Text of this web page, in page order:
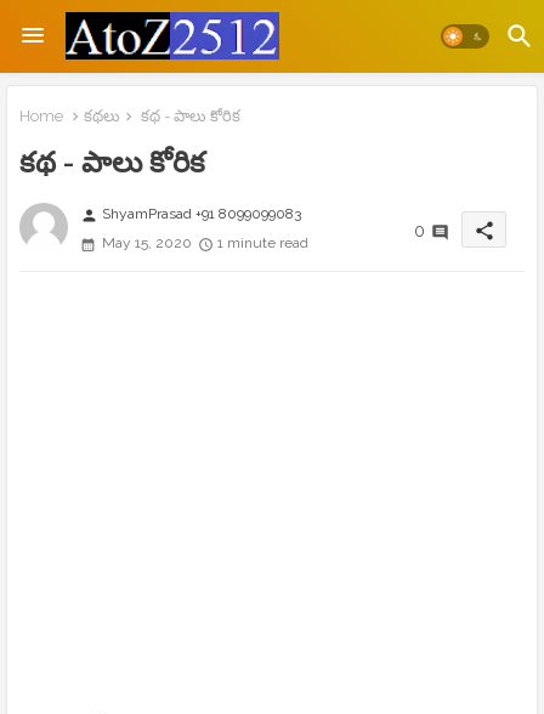
Home కథలు కథ - పాలు కోరిక
కథ - పాలు కోరిక
person ShyamPrasad +91 8099099083
May 15, 2020
1 minute read
0 share